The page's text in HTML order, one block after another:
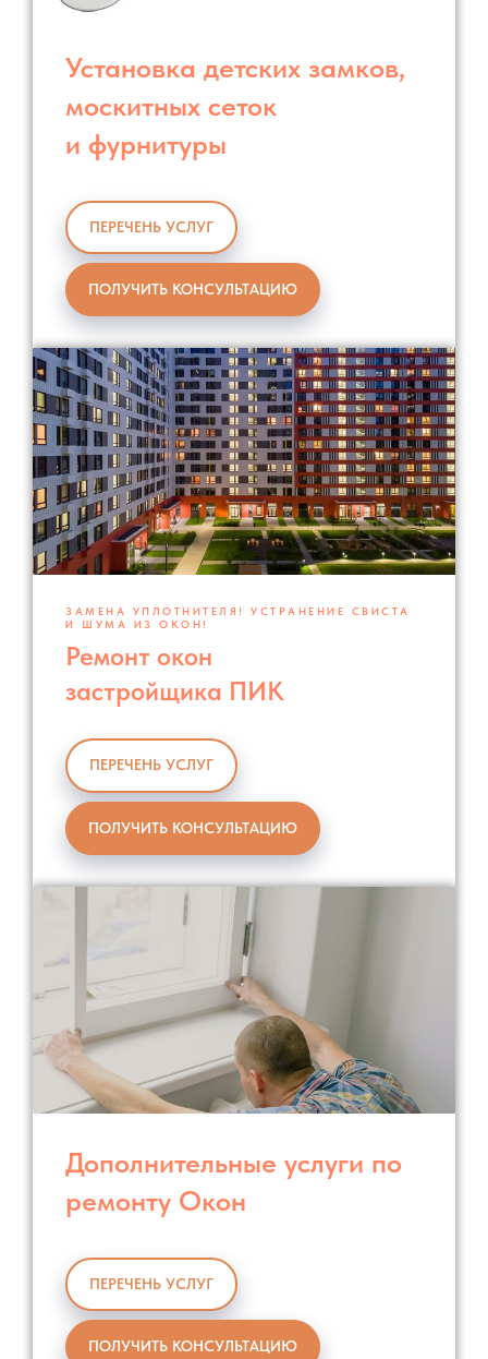
Установка детских замков,
москитных сеток
и фурнитуры
ПЕРЕЧЕНЬ УСЛУГ
ПОЛУЧИТЬ КОНСУЛЬТАЦИЮ
ЗАМЕНА УПЛОТНИТЕЛЯ! УСТРАНЕНИЕ СВИСТА
И ШУМА ИЗ ОКОН!
Ремонт окон
застройщика ПИК
ПЕРЕЧЕНЬ УСЛУГ
ПОЛУЧИТЬ КОНСУЛЬТАЦИЮ
Дополнительные услуги по
ремонту Окон
ПЕРЕЧЕНЬ УСЛУГ
ПОЛУЧИТЬ КОНСУЛЬТАЦИЮ